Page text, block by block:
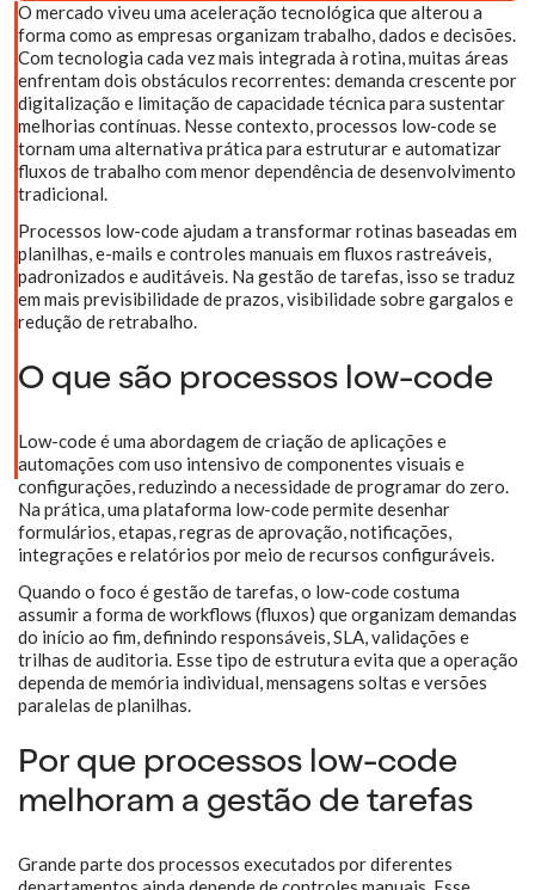
O mercado viveu uma aceleração tecnológica que alterou a
forma como as empresas organizam trabalho, dados e decisões.
Com tecnologia cada vez mais integrada à rotina, muitas áreas
enfrentam dois obstáculos recorrentes: demanda crescente por
digitalização e limitação de capacidade técnica para sustentar
melhorias contínuas. Nesse contexto, processos low-code se
tornam uma alternativa prática para estruturar e automatizar
fluxos de trabalho com menor dependência de desenvolvimento
tradicional.
Processos low-code ajudam a transformar rotinas baseadas em
planilhas, e-mails e controles manuais em fluxos rastreáveis,
padronizados e auditáveis. Na gestão de tarefas, isso se traduz
em mais previsibilidade de prazos, visibilidade sobre gargalos e
redução de retrabalho.
O que são processos low-code
Low-code é uma abordagem de criação de aplicações e
automações com uso intensivo de componentes visuais e
configurações, reduzindo a necessidade de programar do zero.
Na prática, uma plataforma low-code permite desenhar
formulários, etapas, regras de aprovação, notificações,
integrações e relatórios por meio de recursos configuráveis.
Quando o foco é gestão de tarefas, o low-code costuma
assumir a forma de workflows (fluxos) que organizam demandas
do início ao fim, definindo responsáveis, SLA, validações e
trilhas de auditoria. Esse tipo de estrutura evita que a operação
dependa de memória individual, mensagens soltas e versões
paralelas de planilhas.
Por que processos low-code
melhoram a gestão de tarefas
Grande parte dos processos executados por diferentes